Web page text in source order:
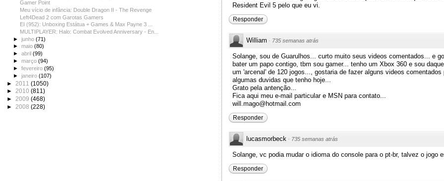
Resident Evil 5 pelo que eu vi.
Responder
William · 735 semanas atrás
Solange, sou de Guarulhos... curto muito seus videos comentados... e
bater um papo contigo, tbm sou gamer... tenho um Xbox 360 e sou
um 'arcenal' de 120 jogos..., gostaria de fazer alguns videos
algumas duvidas que tenho hoje...
Grato pela antenção...
Fica aqui meu e-mail particular e MSN para contato...
will.mago@hotmail.com
Responder
lucasmorbeck · 735 semanas atrás
Solange, vc podia mudar o idioma do console para o pt-br, talvez o jogo
Responder
Gamer Point
Meu vício de infância: Double Dragon II - The Revenge
Left4Dead 2 com Garotas Gamers
EI (952): Unboxing Estátua + Games & Max Payne 3 ...
MULTIPLAYER: Halo: Combat Evolved Anniversary - En...
►junho(71)
►maio(80)
►abril(99)
►março(94)
►fevereiro(95)
►janeiro(107)
► 2011 (1050)
► 2010 (811)
► 2009 (468)
► 2008 (228)